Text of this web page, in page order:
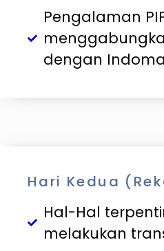
Pengalaman
dengan
Hari Kedua
Hal-Hal
melakukan